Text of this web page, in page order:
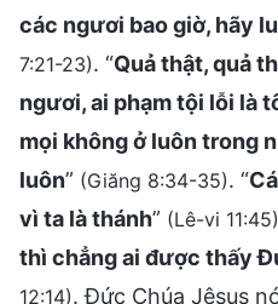
các ngươi bao giờ, hãy
7:21-23). “Quả thật, quả
ngươi, ai phạm tội lỗi là
mọi không ở luôn trong
luôn” (Giăng 8:34-35). “
vì ta là thánh” (Lê-vi 11:45)
thì chẳng ai được thấy
12:14). Đức Chúa Jêsus